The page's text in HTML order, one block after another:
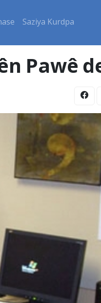
Saziya Kurdpa
Pawê